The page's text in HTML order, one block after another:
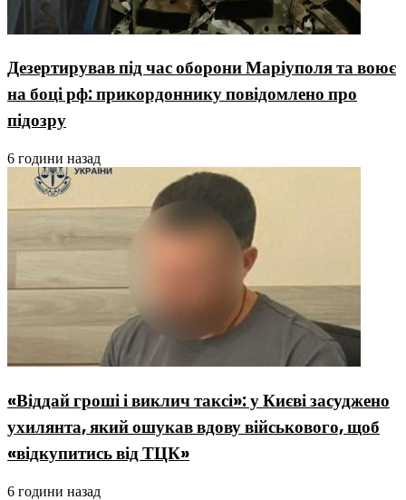
Дезертирував під час оборони Маріуполя та воює
на боці рф: прикордоннику повідомлено про
підозру
6 години назад
«Віддай гроші і виклич таксі»: у Києві засуджено
ухилянта, який ошукав вдову військового, щоб
«відкупитись від ТЦК»
6 години назад